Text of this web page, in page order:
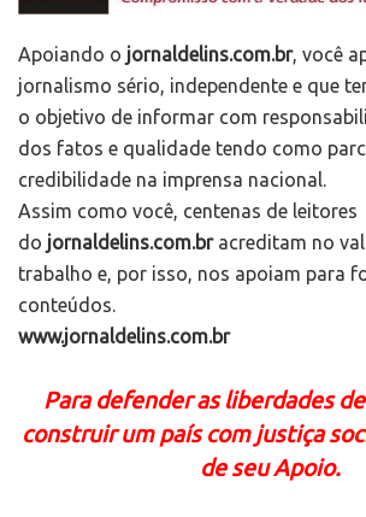
Apoiando o jornaldelins.com.br, você
jornalismo sério, independente e que
o objetivo de informar com
dos fatos e qualidade tendo como
credibilidade na imprensa nacional.
Assim como você, centenas de leitores
do jornaldelins.com.bracreditam no
trabalho e, por isso, nos apoiam para
conteúdos.
www.jornaldelins.com.br
Para defender as liberdades
construir um país com justiça
de seu Apoio.